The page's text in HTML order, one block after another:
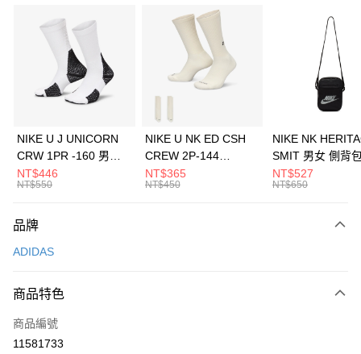
3 期 0 利率 每期 21家銀行
合作金庫商業銀行
第一商業銀行
華南商業銀行
彰化商業銀行
上海商業儲蓄銀行
元大商業銀行
台灣樂天信用卡公司
Apple Pay
全盈+PAY
AFTEE先享後付
【關於「AFTEE先享後付」】
便利好安心！
３．安心：先確認商品／服務後，再付款。
【「AFTEE先享後付」結帳流程】
１．於結帳方式選擇「AFTEE先享後付」後，將跳轉至「AFTEE先享後付」
運送方式
每筆NT$100，滿NT$1,500(含以上)免運費
宅配
每筆NT$100，滿NT$1,500(含以上)免運費
NIKE U J UNICORN
CRW 1PR -160 男女
中統襪 FZ3393100
NT$446
NT$550
NIKE U NK ED CSH
CREW 2P-144
EMBRDY 男女 短統襪
FZ3073133
NT$365
NT$450
NIKE NK
SMIT 男女 側背
BA5871010
NT$527
NT$650
品牌
ADIDAS
商品特色
商品編號
11581733